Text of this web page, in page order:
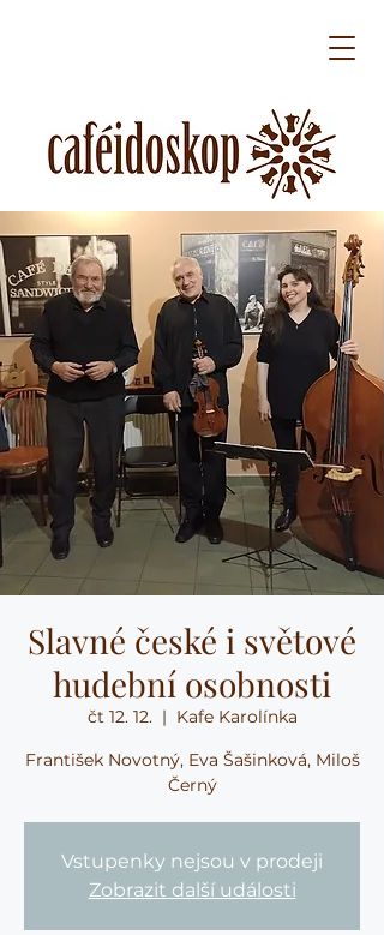
Slavné české i světové
hudební osobnosti
čt 12. 12.
  |
Kafe Karolínka
František Novotný, Eva Šašinková, Miloš
Černý
Vstupenky nejsou v prodeji
Zobrazit další události